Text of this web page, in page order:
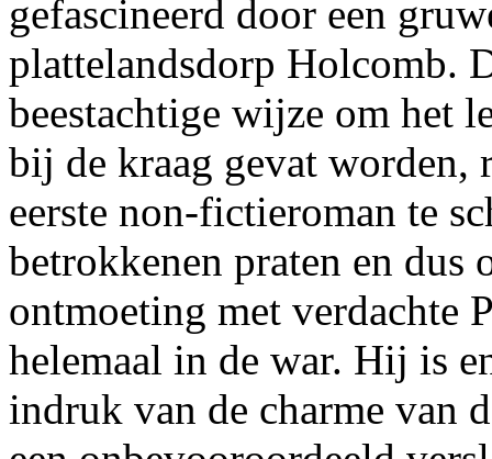
gefascineerd door een
plattelandsdorp Holcomb.
beestachtige wijze om het
bij de kraag gevat worden,
eerste non-fictieroman te
betrokkenen praten en dus
ontmoeting met verdachte
helemaal in de war. Hij is
indruk van de charme van